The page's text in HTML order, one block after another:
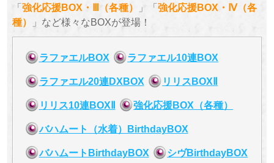
「強化応援BOX・Ⅲ（各種） 」「強化応援BOX・Ⅳ（各
種）
」など様々なBOXが登場！
ラファエルBOX ラファエル10連BOX
ラファエル20連DXBOX リリスBOXⅡ
リリス10連BOXⅡ 強化応援BOX（各種）
バハムート（水着）BirthdayBOX
バハムートBirthdayBOX シヴBirthdayBOX